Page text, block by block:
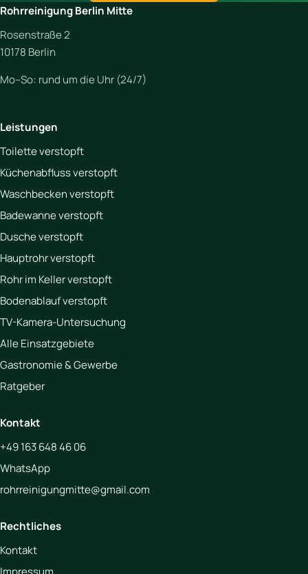
Rohrreinigung Berlin Mitte
Rosenstraße 2
10178 Berlin
Mo–So: rund um die Uhr (24/7)
Leistungen
Toilette verstopft
Küchenabfluss verstopft
Waschbecken verstopft
Badewanne verstopft
Dusche verstopft
Hauptrohr verstopft
Rohr im Keller verstopft
Bodenablauf verstopft
TV-Kamera-Untersuchung
Alle Einsatzgebiete
Gastronomie & Gewerbe
Ratgeber
Kontakt
+49 163 648 46 06
WhatsApp
rohrreinigungmitte@gmail.com
Rechtliches
Kontakt